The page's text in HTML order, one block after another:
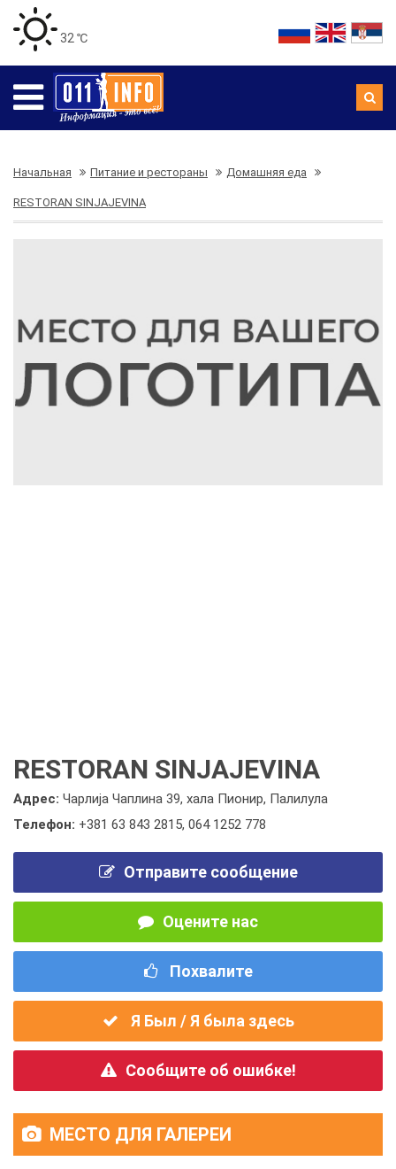
32 ℃
Начальная Питание и рестораны Домашняя еда
RESTORAN SINJAJEVINA
RESTORAN SINJAJEVINA
Адрес: Чарлија Чаплина 39, хала Пионир, Палилула
Телефон: +381 63 843 2815, 064 1252 778
Отправите сообщение
Оцените нас
Похвалите
Я Был / Я была здесь
Сообщите об ошибке!
МЕСТО ДЛЯ ГАЛЕРЕИ